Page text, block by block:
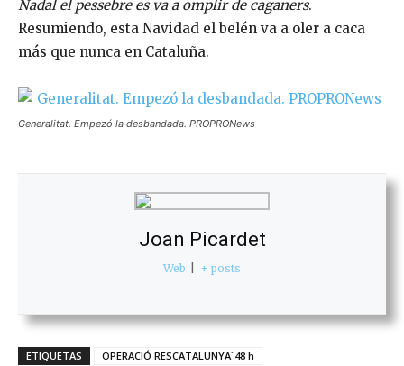
Nadal el pessebre es va a omplir de caganers.
Resumiendo, esta Navidad el belén va a oler a caca
más que nunca en Cataluña.
Generalitat. Empezó la desbandada. PROPRONews
Joan Picardet
Web + posts
ETIQUETAS OPERACIÓ RESCATALUNYA´48 h